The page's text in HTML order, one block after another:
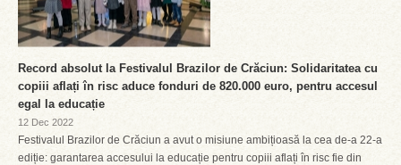
Record absolut la Festivalul Brazilor de Crăciun: Solidaritatea cu
copiii aflați în risc aduce fonduri de 820.000 euro, pentru accesul
egal la educație
12 Dec 2022
Festivalul Brazilor de Crăciun a avut o misiune ambițioasă la cea de-a 22-a
ediție: garantarea accesului la educație pentru copiii aflați în risc fie din